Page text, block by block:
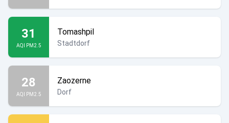
31
AQI PM2.5
Tomashpil
Stadtdorf
28
AQI PM2.5
Zaozerne
Dorf